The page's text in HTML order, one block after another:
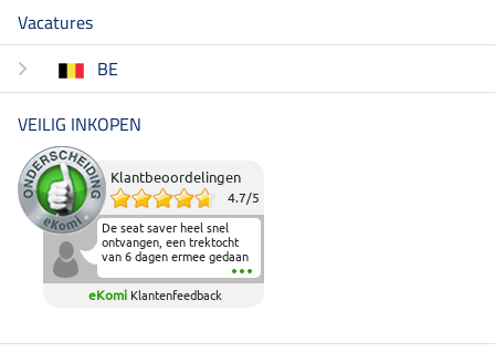
Vacatures
BE
VEILIG INKOPEN
Klantbeoordelingen
4.7/5
De seat saver heel snel
ontvangen, een trektocht
van 6 dagen ermee gedaan
en deze heeft de beproeving
fantastisch doorstaan.
Heerlijk zacht om op te
elkaar in het zadel.
eKomi Klantenfeedback